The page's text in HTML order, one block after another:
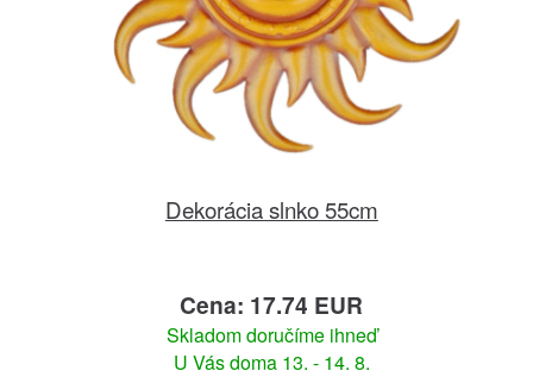
Dekorácia slnko 55cm
Cena: 17.74 EUR
Skladom doručíme ihneď
U Vás doma 13. - 14. 8.